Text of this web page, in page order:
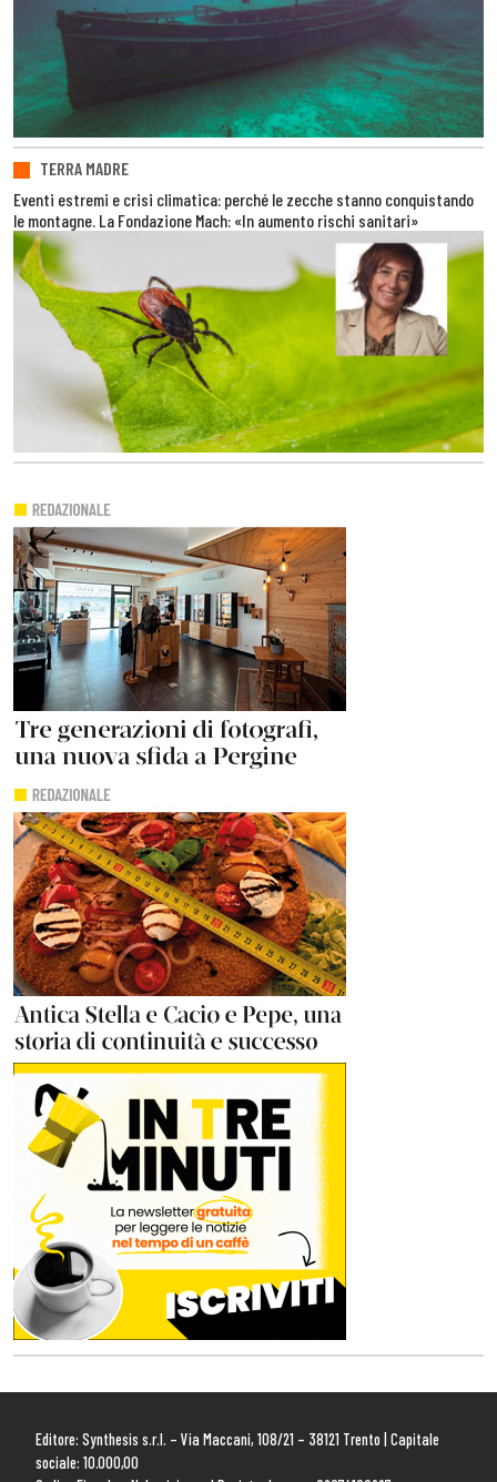
TERRA MADRE
Eventi estremi e crisi climatica: perché le zecche stanno conquistando
le montagne. La Fondazione Mach: «In aumento rischi sanitari»
Editore: Synthesis s.r.l. – Via Maccani, 108/21 – 38121 Trento | Capitale
sociale: 10.000,00